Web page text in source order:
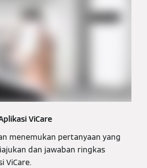
ViCare
menemukan pertanyaan yang
dan jawaban ringkas
ViCare.